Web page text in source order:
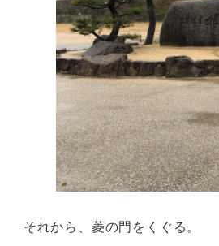
それから、菱の門をくぐる。